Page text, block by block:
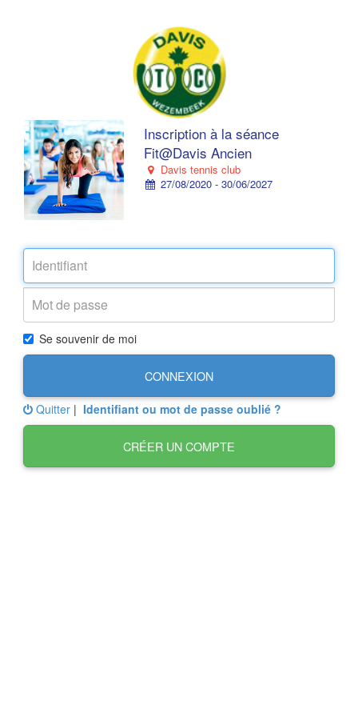
Inscription à la séance
Fit@Davis Ancien
Davis tennis club
27/08/2020 - 30/06/2027
Se souvenir de moi
CONNEXION
Quitter | Identifiant ou mot de passe oublié ?
CRÉER UN COMPTE